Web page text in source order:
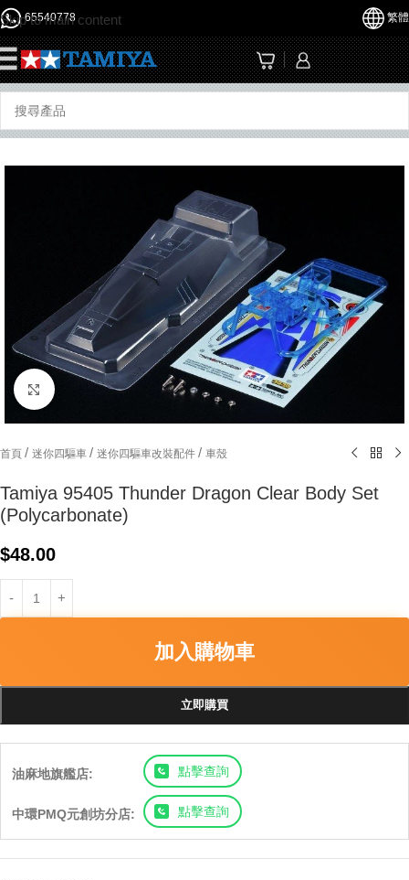
Skip to main content
65540778 繁體
Click to enlarge
首頁 / 迷你四驅車 / 迷你四驅車改裝配件 / 車殼
Tamiya 95405 Thunder Dragon Clear Body Set
(Polycarbonate)
$48.00
加入購物車
立即購買
油麻地旗艦店: 點擊查詢
中環PMQ元創坊分店: 點擊查詢